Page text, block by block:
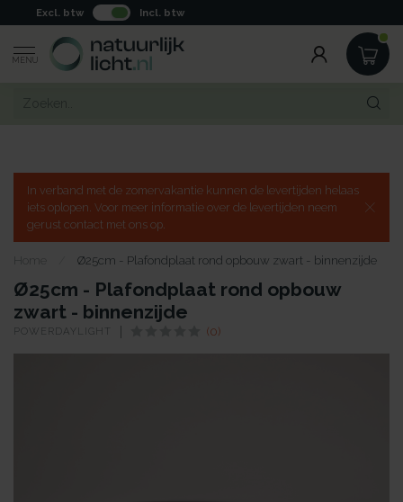
Excl. btw Incl. btw
MENU
In verband met de zomervakantie kunnen de levertijden helaas
iets oplopen. Voor meer informatie over de levertijden neem
gerust contact met ons op.
Home Ø25cm - Plafondplaat rond opbouw zwart - binnenzijde
Ø25cm - Plafondplaat rond opbouw
zwart - binnenzijde
POWERDAYLIGHT (0)